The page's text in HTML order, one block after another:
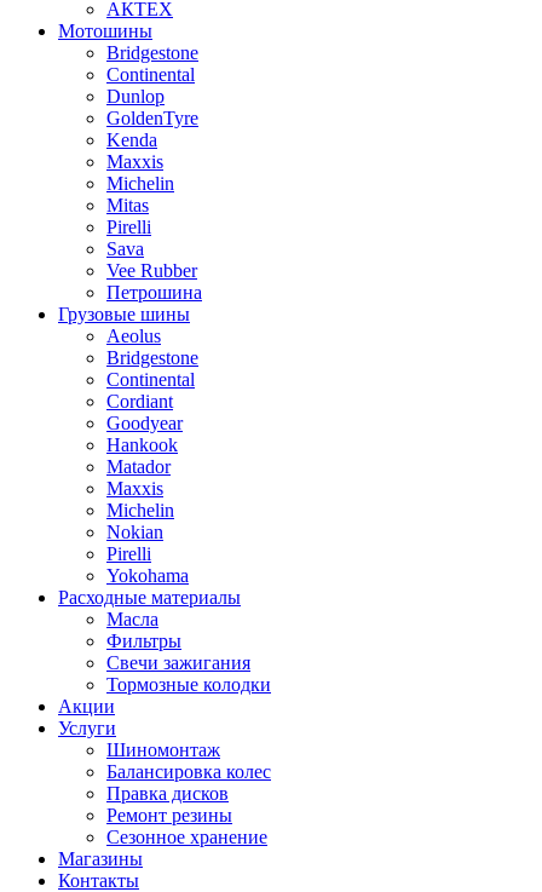
АКТЕХ
Мотошины
Bridgestone
Continental
Dunlop
GoldenTyre
Kenda
Maxxis
Michelin
Mitas
Pirelli
Sava
Vee Rubber
Петрошина
Грузовые шины
Aeolus
Bridgestone
Continental
Cordiant
Goodyear
Hankook
Matador
Maxxis
Michelin
Nokian
Pirelli
Yokohama
Расходные материалы
Масла
Фильтры
Свечи зажигания
Тормозные колодки
Акции
Услуги
Шиномонтаж
Балансировка колес
Правка дисков
Ремонт резины
Сезонное хранение
Магазины
Контакты